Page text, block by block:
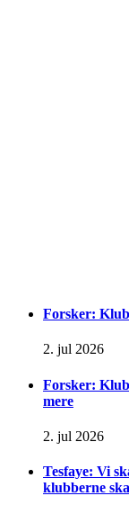
Forsker:
2. jul 2026
Forsker:
mere
2. jul 2026
Tesfaye: Vi
klubberne